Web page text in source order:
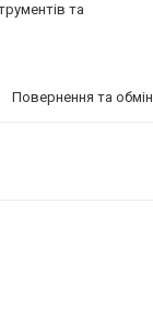
та
Повернення та обмін